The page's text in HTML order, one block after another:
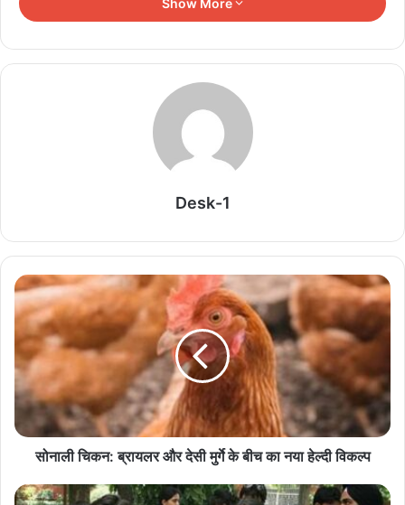
लंबे समय से उमस और गर्मी का सामना कर रहे थे। ऐसे में बारिश तापमान राहत दे
4 जून तक मुंबई में बारिश
पेट्रोल के बाद अब CNG-PNG में बायोगैस ब्लेंडिंग की
तैयारी, ₹20,000 करोड़ की GOBAR-Dhan स्कीम पर
बड़ा फैसला जल्द
प्रधानमंत्री मोदी के विदेशी दौरों का खर्च आया सामने, संसद में
सरकार ने किया खुलासा
August 7, 2026
केंद्रीय कर्मचारियों की बल्ले-बल्ले! DA में 3% बढ़ोतरी तय,
8वें वेतन आयोग से पहले बड़ी राहत
August 7, 2026
कॉकरोच जनता पार्टी के अभिजीत दीपके ने छेड़ी नई मुहिम,
NEET के बाद देशव्यापी आंदोलन का ऐलान
August 7, 2026
Show More
Desk-1
सोनाली चिकन: ब्रायलर और देसी मुर्गे के बीच का नया हेल्दी विकल्प